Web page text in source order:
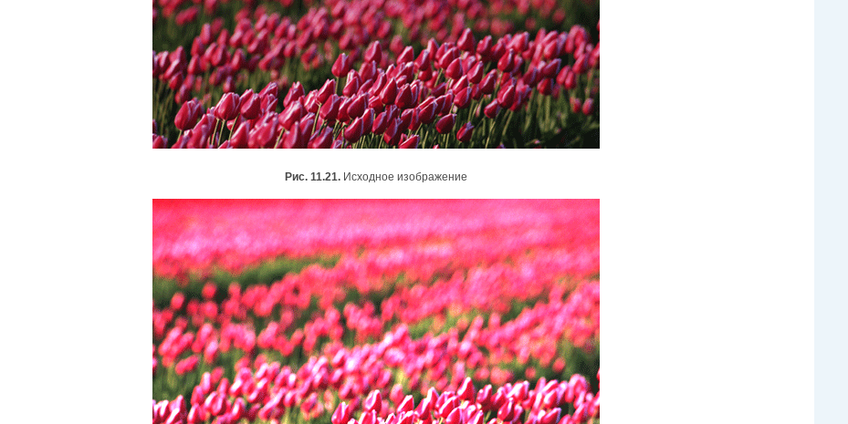
Рис. 11.21. Исходное изображение